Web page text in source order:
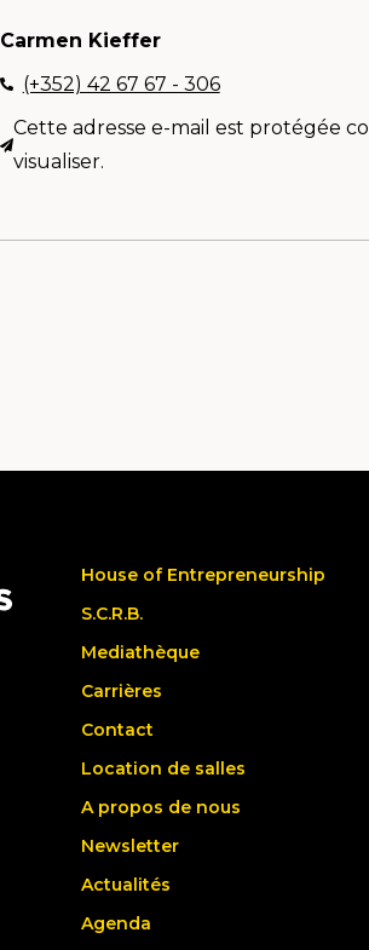
Carmen Kieffer
(+352) 42 67 67 - 306
Cette adresse e-mail est protégée
visualiser.
House of Entrepreneurship
S.C.R.B.
Mediathèque
Carrières
Contact
Location de salles
A propos de nous
Newsletter
Actualités
Agenda